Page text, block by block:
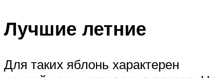
Лучшие летние
Для таких яблонь характерен